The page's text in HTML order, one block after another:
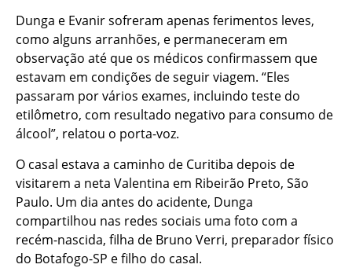
Dunga e Evanir sofreram apenas ferimentos leves,
como alguns arranhões, e permaneceram em
observação até que os médicos confirmassem que
estavam em condições de seguir viagem. “Eles
passaram por vários exames, incluindo teste do
etilômetro, com resultado negativo para consumo de
álcool”, relatou o porta-voz.
O casal estava a caminho de Curitiba depois de
visitarem a neta Valentina em Ribeirão Preto, São
Paulo. Um dia antes do acidente, Dunga
compartilhou nas redes sociais uma foto com a
recém-nascida, filha de Bruno Verri, preparador físico
do Botafogo-SP e filho do casal.